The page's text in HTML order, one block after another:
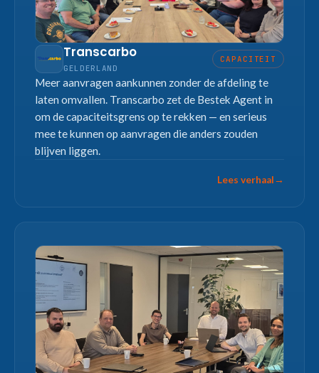
Transcarbo
GELDERLAND
CAPACITEIT
Meer aanvragen aankunnen zonder de afdeling te
laten omvallen. Transcarbo zet de Bestek Agent in
om de capaciteitsgrens op te rekken — en serieus
mee te kunnen op aanvragen die anders zouden
blijven liggen.
Lees verhaal→